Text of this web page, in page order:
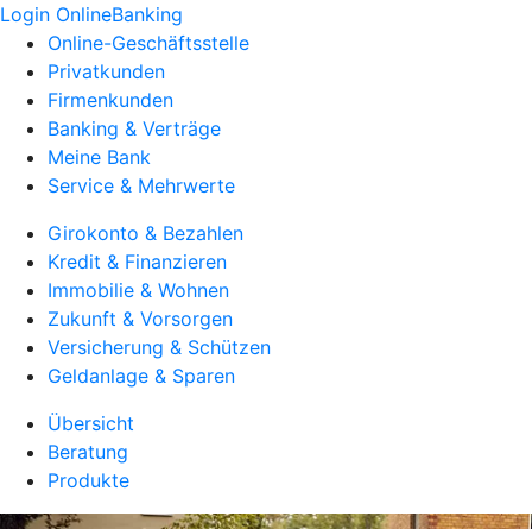
Login OnlineBanking
Online-Geschäftsstelle
Privatkunden
Firmenkunden
Banking & Verträge
Meine Bank
Service & Mehrwerte
Girokonto & Bezahlen
Kredit & Finanzieren
Immobilie & Wohnen
Zukunft & Vorsorgen
Versicherung & Schützen
Geldanlage & Sparen
Übersicht
Beratung
Produkte